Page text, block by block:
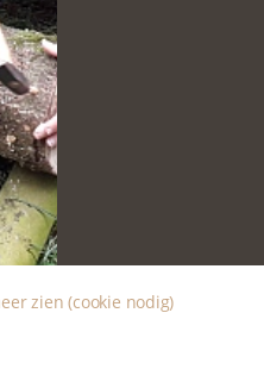
zien (cookie nodig)